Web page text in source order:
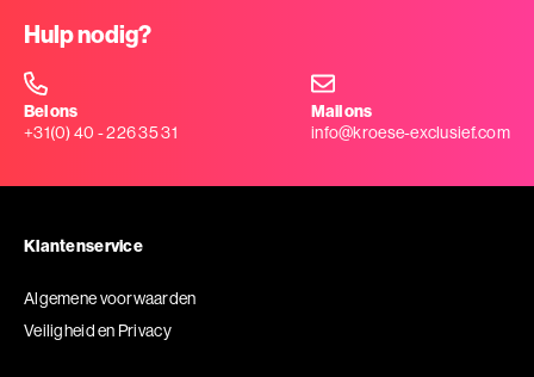
Hulp nodig?
Bel ons
+31(0) 40 - 226 35 31
Mail ons
info@kroese-exclusief.com
Klantenservice
Algemene voorwaarden
Veiligheid en Privacy